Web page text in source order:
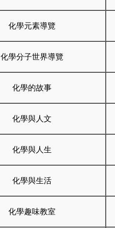
化學元素導覽
化學分子世界導覽
化學的故事
化學與人文
化學與人生
化學與生活
化學趣味教室